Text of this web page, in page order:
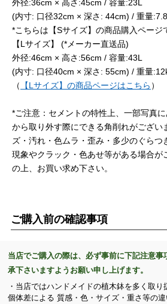
外径:36cm × 高さ:45cm / 容量:23L
(内寸: 口径32cm × 深さ: 44cm) / 重量
*こちらは【Sサイズ】の商品購入ページ
【Lサイズ】 (*メーカー直送品)
外径:46cm × 高さ:56cm / 容量:43L
(内寸: 口径40cm × 深さ: 55cm) / 重量
（
【Lサイズ】の商品ページはこちら ）
*ご注意：セメントの特性上、一部写真
から取り外す際にできる角削れがござい
ズ・汚れ・色ムラ・歪み・多少のぐらつ
現象やクラック・色あせ等がある場合が
の上、お買い求め下さい。
ご購入前の確認事項
当店でご購入の際は、必ず事前に下記注意事
承下さいますようお願い申し上げます。
・当店ではハンドメイドの植木鉢を多く取
個体差による 質感・色・サイズ・重さ等の